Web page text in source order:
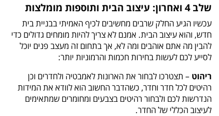
שלב 4 ואחרון: עיצוב הבית ותוספות מומלצות
עכשיו הגיע החלק שרבים מחשיבים לכיף האמיתי בבניית בית
חדש, והוא עיצוב הבית. אמנם לא צריך להיות מומחים גדולים כדי
להבין מה אתם אוהבים ומה לא, אך בתחום זה מעצב פנים יוכל
לסייע לכם לעשות בחירות חכמות והרמוניות יותר:
ריהוט – תצטרכו לבחור את הארונות לאמבטיה ולחדרים וכן
רהיטים לכל חדר וחדר, כשהדבר החשוב הוא לוודא את המידות
הנדרשות לכם ולבחור רהיטים בצבעים ומחומרים שמתאימים
לעיצוב הכללי של החדר.